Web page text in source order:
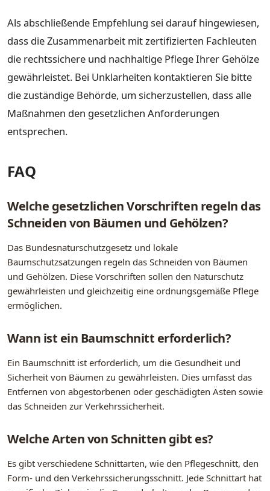
Als abschließende Empfehlung sei darauf hingewiesen,
dass die Zusammenarbeit mit zertifizierten Fachleuten
die rechtssichere und nachhaltige Pflege Ihrer Gehölze
gewährleistet. Bei Unklarheiten kontaktieren Sie bitte
die zuständige Behörde, um sicherzustellen, dass alle
Maßnahmen den gesetzlichen Anforderungen
entsprechen.
FAQ
Welche gesetzlichen Vorschriften regeln das
Schneiden von Bäumen und Gehölzen?
Das Bundesnaturschutzgesetz und lokale
Baumschutzsatzungen regeln das Schneiden von Bäumen
und Gehölzen. Diese Vorschriften sollen den Naturschutz
gewährleisten und gleichzeitig eine ordnungsgemäße Pflege
ermöglichen.
Wann ist ein Baumschnitt erforderlich?
Ein Baumschnitt ist erforderlich, um die Gesundheit und
Sicherheit von Bäumen zu gewährleisten. Dies umfasst das
Entfernen von abgestorbenen oder geschädigten Ästen sowie
das Schneiden zur Verkehrssicherheit.
Welche Arten von Schnitten gibt es?
Es gibt verschiedene Schnittarten, wie den Pflegeschnitt, den
Form- und den Verkehrssicherungsschnitt. Jede Schnittart hat